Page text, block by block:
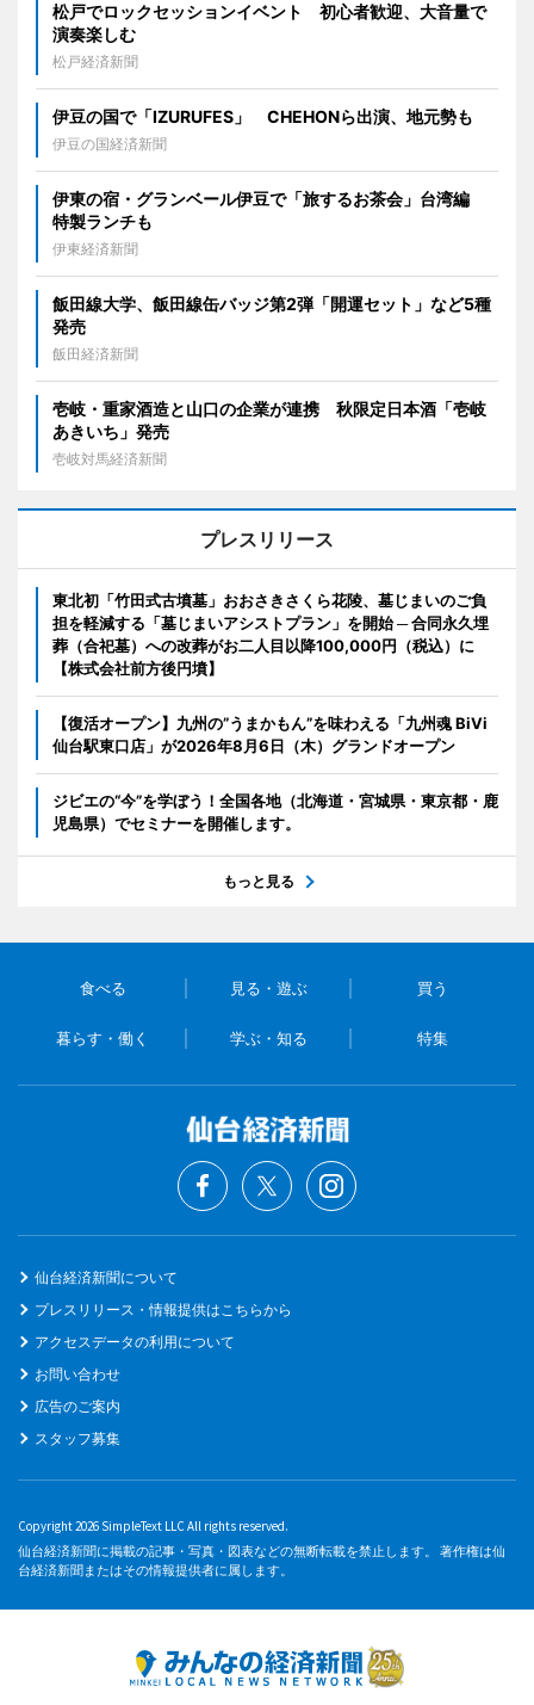
松戸でロックセッションイベント 初心者歓迎、大音量で
演奏楽しむ
松戸経済新聞
伊豆の国で「IZURUFES」 CHEHONら出演、地元勢も
伊豆の国経済新聞
伊東の宿・グランベール伊豆で「旅するお茶会」台湾編
特製ランチも
伊東経済新聞
飯田線大学、飯田線缶バッジ第2弾「開運セット」など5種
発売
飯田経済新聞
壱岐・重家酒造と山口の企業が連携 秋限定日本酒「壱岐
あきいち」発売
壱岐対馬経済新聞
プレスリリース
東北初「竹田式古墳墓」おおさきさくら花陵、墓じまいのご負
担を軽減する「墓じまいアシストプラン」を開始 ─ 合同永久埋
葬（合祀墓）への改葬がお二人目以降100,000円（税込）に
【株式会社前方後円墳】
【復活オープン】九州の”うまかもん”を味わえる「九州魂 BiVi
仙台駅東口店」が2026年8月6日（木）グランドオープン
ジビエの“今”を学ぼう！全国各地（北海道・宮城県・東京都・鹿
児島県）でセミナーを開催します。
もっと見る
食べる 見る・遊ぶ 買う
暮らす・働く 学ぶ・知る 特集
仙台経済新聞について
プレスリリース・情報提供はこちらから
アクセスデータの利用について
お問い合わせ
広告のご案内
スタッフ募集
Copyright 2026 SimpleText LLC All rights reserved.
仙台経済新聞に掲載の記事・写真・図表などの無断転載を禁止します。 著作権は仙
台経済新聞またはその情報提供者に属します。